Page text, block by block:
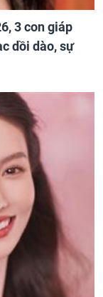
3 con giáp
dồi dào, sự